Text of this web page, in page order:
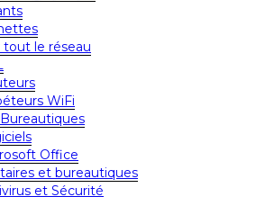
tout le réseau
WiFi
Office
et bureautiques
et Sécurité